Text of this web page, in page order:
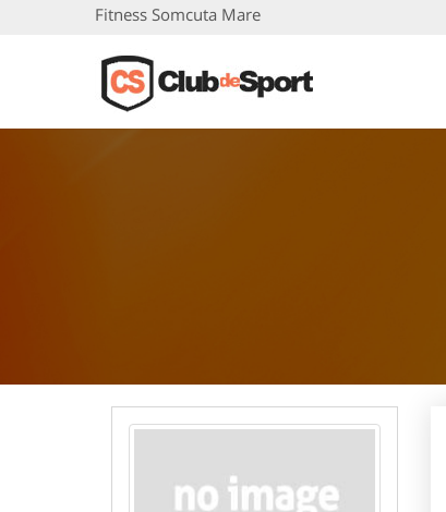
Fitness Somcuta Mare